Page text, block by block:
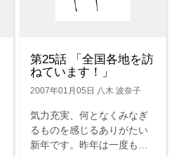
第25話 「全国各地を訪
ねています！」
2007年01月05日 八木 波奈子
気力充実、何となくみなぎ
るものを感じるありがたい
新年です。昨年は一度も海